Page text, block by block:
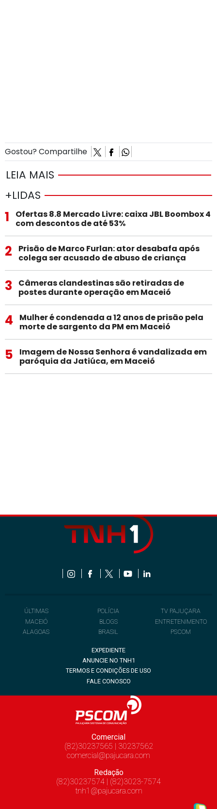
Gostou? Compartilhe
LEIA MAIS
+LIDAS
1
Ofertas 8.8 Mercado Livre: caixa JBL Boombox 4
com descontos de até 53%
2
Prisão de Marco Furlan: ator desabafa após
colega ser acusado de abuso de criança
3
Câmeras clandestinas são retiradas de
postes durante operação em Maceió
4
Mulher é condenada a 12 anos de prisão pela
morte de sargento da PM em Maceió
5
Imagem de Nossa Senhora é vandalizada em
paróquia da Jatiúca, em Maceió
ÚLTIMAS
MACEIÓ
ALAGOAS
POLÍCIA
BLOGS
BRASIL
TV PAJUÇARA
ENTRETENIMENTO
PSCOM
EXPEDIENTE
ANUNCIE NO TNH1
TERMOS E CONDIÇÕES DE USO
FALE CONOSCO
Comercial
(82)30237565 | 30237562
comercial@pajucara.com
Redação
(82)30237574 | (82)3023-7574
tnh1@pajucara.com